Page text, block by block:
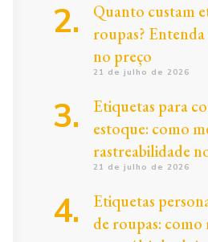
Quanto custam
roupas?
no preço
21 de julho de 2026
Etiquetas para
estoque: como
rastreabilidade
21 de julho de 2026
Etiquetas
de roupas: